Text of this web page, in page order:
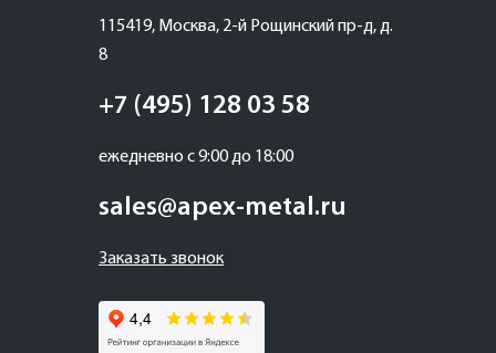
115419, Москва, 2-й Рощинский пр-д, д.
8
+7 (495) 128 03 58
ежедневно с 9:00 до 18:00
sales@apex-metal.ru
Заказать звонок